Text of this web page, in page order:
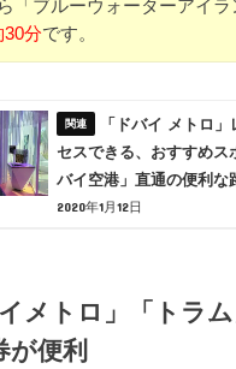
「ブルーウォーターアイ
30分です。
「ドバイ メトロ
セスできる、おすすめス
バイ空港」直通の便利な
2020年1月12日
イメトロ」「トラ
が便利